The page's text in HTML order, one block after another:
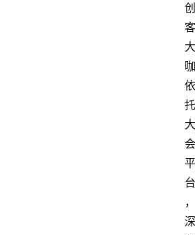
创
客
大
咖
依
托
大
会
平
台
，
深